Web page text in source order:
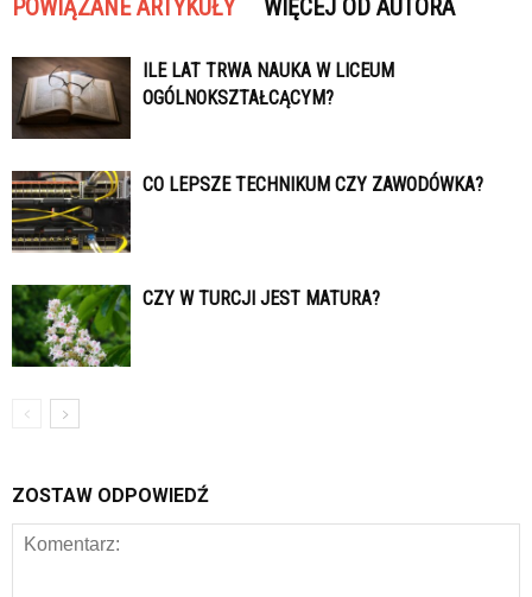
POWIĄZANE ARTYKUŁY WIĘCEJ OD AUTORA
ILE LAT TRWA NAUKA W LICEUM
OGÓLNOKSZTAŁCĄCYM?
CO LEPSZE TECHNIKUM CZY ZAWODÓWKA?
CZY W TURCJI JEST MATURA?
ZOSTAW ODPOWIEDŹ